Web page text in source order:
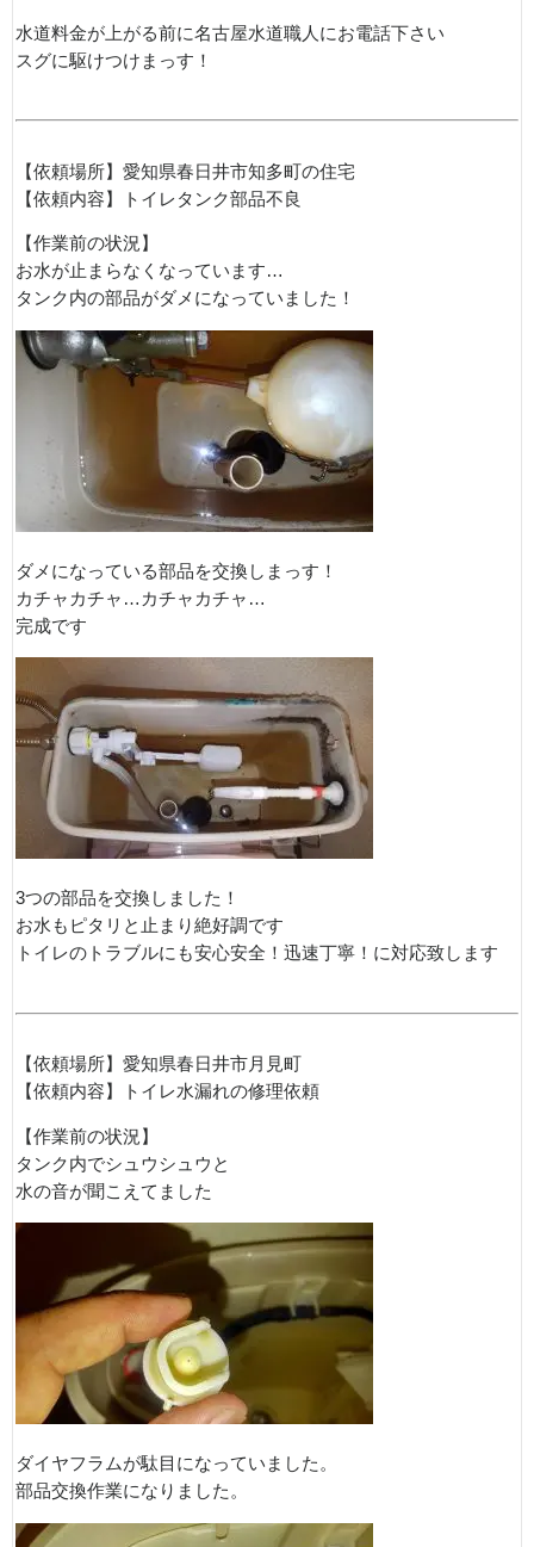
水道料金が上がる前に名古屋水道職人にお電話下さい
スグに駆けつけまっす！
【依頼場所】愛知県春日井市知多町の住宅
【依頼内容】トイレタンク部品不良
【作業前の状況】
お水が止まらなくなっています…
タンク内の部品がダメになっていました！
ダメになっている部品を交換しまっす！
カチャカチャ…カチャカチャ…
完成です
3つの部品を交換しました！
お水もピタリと止まり絶好調です
トイレのトラブルにも安心安全！迅速丁寧！に対応致します
【依頼場所】愛知県春日井市月見町
【依頼内容】トイレ水漏れの修理依頼
【作業前の状況】
タンク内でシュウシュウと
水の音が聞こえてました
ダイヤフラムが駄目になっていました。
部品交換作業になりました。